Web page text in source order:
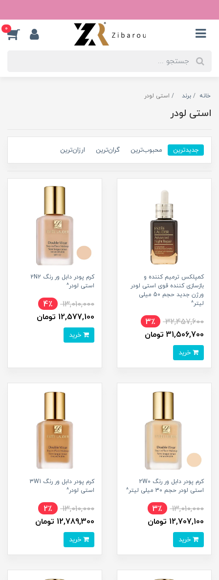
0
خانه برند استی لودر
استی لودر
جدیدترین محبوب‌ترین گران‌ترین ارزان‌ترین
کمپلکس ترمیم کننده و
بازسازی کننده قوی استی لودر
ورژن جدید حجم 50 میلی
لیتر^
32,457,600
3٪
31,506,700 تومان
کرم پودر دابل ور رنگ 2N2
استی لودر^
13,010,000
4٪
12,577,100 تومان
کرم پودر دابل ور رنگ 2W0
استی لودر حجم 30 میلی لیتر^
13,010,000
3٪
12,707,100 تومان
کرم پودر دابل ور رنگ 3W1
استی لودر^
13,010,000
2٪
12,789,300 تومان